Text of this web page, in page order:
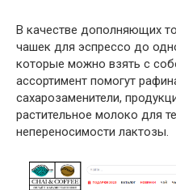
В качестве дополняющих
чашек для эспрессо до
которые можно взять с
ассортимент помогут
сахарозаменители,
растительное молоко для
непереносимости лактозы.